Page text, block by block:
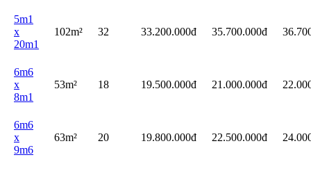
5m1
x
20m1
102m² 32 33.200.000đ 35.700.000đ
6m6
x
8m1
53m² 18 19.500.000đ 21.000.000đ
6m6
x
9m6
63m² 20 19.800.000đ 22.500.000đ